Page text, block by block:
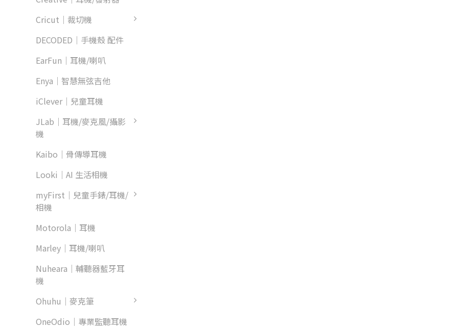
Cricut｜裁切機
DECODED｜手機殼 配件
EarFun｜耳機/喇叭
Enya｜智慧無弦吉他
iClever｜兒童耳機
JLab｜耳機/麥克風/攝影
機
Kaibo｜骨傳導耳機
Looki｜AI 生活相機
myFirst｜兒童手錶/耳機/
相機
Motorola｜耳機
Marley｜耳機/喇叭
Nuheara｜輔聽器藍牙耳
機
Ohuhu｜麥克筆
OneOdio｜專業監聽耳機